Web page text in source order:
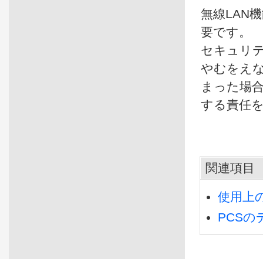
無線LAN
要です。
セキュリ
やむをえ
まった場
する責任
関連項目
使用上
PCSの